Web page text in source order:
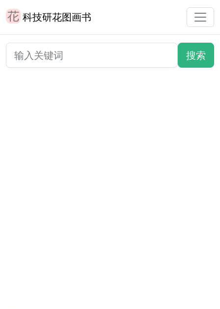
科技研花图画书